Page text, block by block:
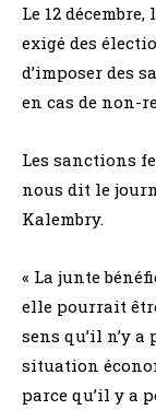
Le 12
exigé des
d’imposer des
en cas de non-
Les sanctions
nous dit le
Kalembry.
« La junte
elle pourrait
sens qu’il n’y a
situation
parce qu’il y a